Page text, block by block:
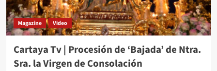
Magazine Video
Cartaya Tv | Procesión de ‘Bajada’ de Ntra.
Sra. la Virgen de Consolación